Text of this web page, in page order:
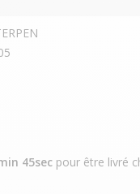
44secpour être livré